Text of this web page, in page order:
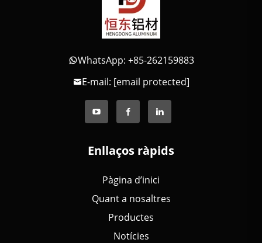
WhatsApp: +85-262159883
E-mail: [email protected]
Enllaços ràpids
Pàgina d’inici
Quant a nosaltres
Productes
Notícies